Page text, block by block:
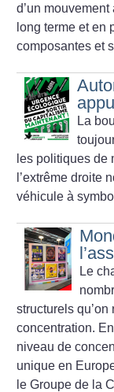
d’un
long terme et en
composantes et
La
les politiques de
l’extrême droite
véhicule à
Le
structurels
concentration.
niveau de
unique en
le Groupe de la